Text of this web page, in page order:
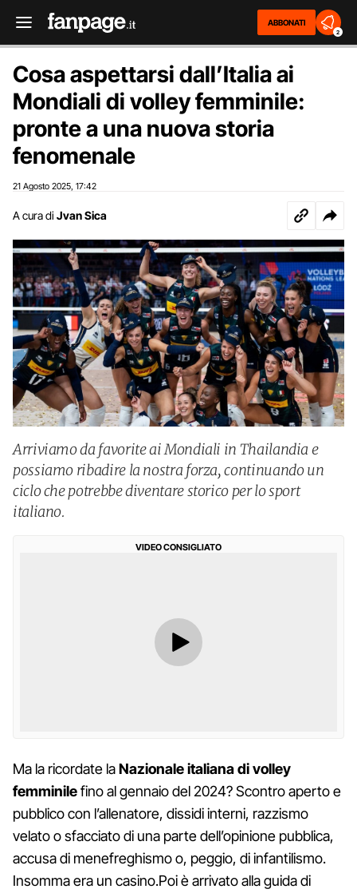
ABBONATI
2
Cosa aspettarsi dall’Italia ai
Mondiali di volley femminile:
pronte a una nuova storia
fenomenale
21 Agosto 2025 17:42
A cura di Jvan Sica
Arriviamo da favorite ai Mondiali in Thailandia e
possiamo ribadire la nostra forza, continuando un
ciclo che potrebbe diventare storico per lo sport
italiano.
VIDEO CONSIGLIATO
Ma la ricordate laNazionale italiana di volley
femminilefino al gennaio del 2024? Scontro aperto e
pubblico con l’allenatore, dissidi interni, razzismo
velato o sfacciato di una parte dell’opinione pubblica,
accusa di menefreghismo o, peggio, di infantilismo.
Insomma era un casino.Poi è arrivato alla guida di